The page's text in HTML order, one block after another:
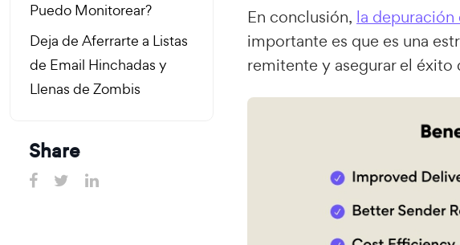
Puedo Monitorear?
Deja de Aferrarte a Listas
de Email Hinchadas y
Llenas de Zombis
Share
En conclusión, la depuración
importante es que es una
remitente y asegurar el éxito